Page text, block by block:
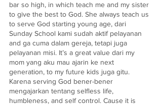
bar so high, in which teach me and my sister
to give the best to God. She always teach us
to serve God starting young age, dari
Sunday School kami sudah aktif pelayanan
and ga cuma dalam gereja, tetapi juga
pelayanan misi. It’s a great value dari my
mom yang aku mau ajarin ke next
generation, to my future kids juga gitu.
Karena serving God bener-bener
mengajarkan tentang selfless life,
humbleness, and self control. Cause it is